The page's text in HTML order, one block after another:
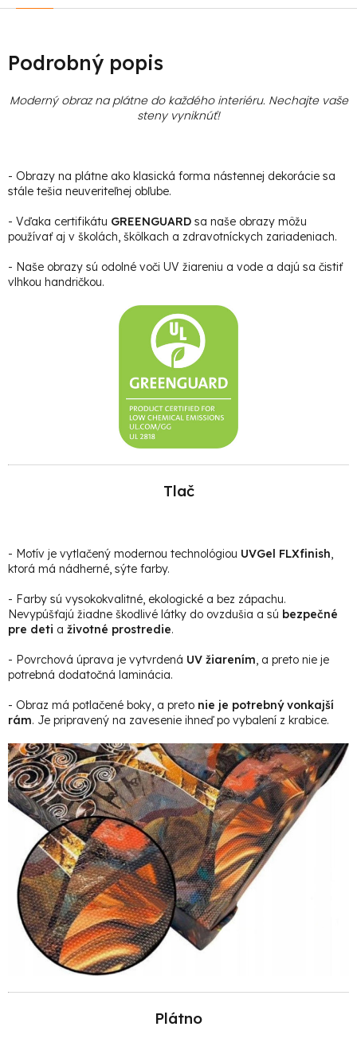
Podrobný popis
Moderný obraz na plátne do každého interiéru. Nechajte vaše
steny vyniknúť!
- Obrazy na plátne ako klasická forma nástennej dekorácie sa
stále tešia neuveriteľnej obľube.
- Vďaka certifikátu GREENGUARD sa naše obrazy môžu
používať aj v školách, škôlkach a zdravotníckych zariadeniach.
- Naše obrazy sú odolné voči UV žiareniu a vode a dajú sa čistiť
vlhkou handričkou.
Tlač
- Motív je vytlačený modernou technológiou UVGel FLXfinish,
ktorá má nádherné, sýte farby.
- Farby sú vysokokvalitné, ekologické a bez zápachu.
Nevypúšťajú žiadne škodlivé látky do ovzdušia a sú bezpečné
pre deti a životné prostredie.
- Povrchová úprava je vytvrdená UV žiarením, a preto nie je
potrebná dodatočná laminácia.
- Obraz má potlačené boky, a preto nie je potrebný vonkajší
rám. Je pripravený na zavesenie ihneď po vybalení z krabice.
Plátno